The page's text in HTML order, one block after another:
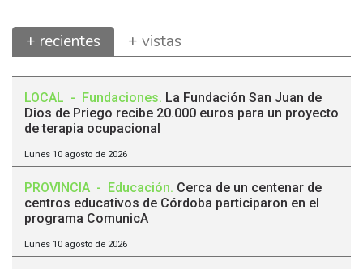
+ recientes + vistas
LOCAL - Fundaciones. La Fundación San Juan de
Dios de Priego recibe 20.000 euros para un proyecto
de terapia ocupacional
Lunes 10 agosto de 2026
PROVINCIA - Educación. Cerca de un centenar de
centros educativos de Córdoba participaron en el
programa ComunicA
Lunes 10 agosto de 2026